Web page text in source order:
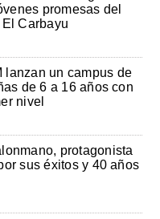
promesas del
Carbayu
lanzan un campus de
de 6 a 16 años con
nivel
protagonista
sus éxitos y 40 años